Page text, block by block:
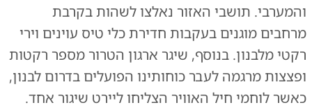
והמערבי. תושבי האזור נאלצו לשהות בקרבת
מרחבים מוגנים בעקבות חדירת כלי טיס עוינים וירי
רקטי מלבנון. בנוסף, שיגר ארגון הטרור מספר רקטות
ופצצות מרגמה לעבר כוחותינו הפועלים בדרום לבנון,
כאשר לוחמי חיל האוויר הצליחו ליירט שיגור אחד.